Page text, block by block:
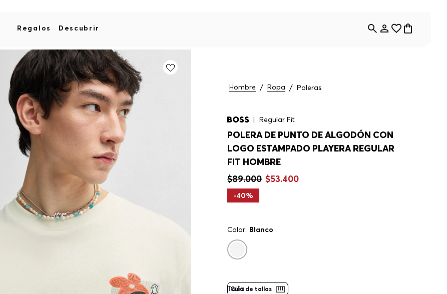
Regalos Descubrir
Hombre Ropa Poleras
Regular Fit
POLERA DE PUNTO DE ALGODÓN CON
LOGO ESTAMPADO PLAYERA REGULAR
FIT HOMBRE
$89.000 $53.400
-40%
Color: Blanco
Guía de tallas
Talla